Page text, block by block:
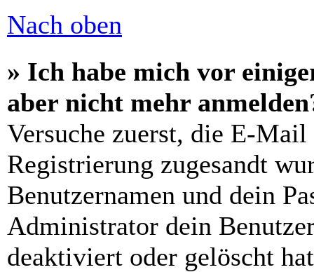
Nach oben
» Ich habe mich vor
aber nicht mehr
Versuche zuerst, die E-
Registrierung zugesandt
Benutzernamen und dein
Administrator dein
deaktiviert oder gelöscht